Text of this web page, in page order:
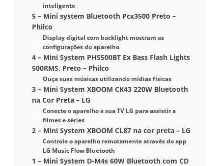
inteligente
5 – Mini system Bluetooth Pcx3500 Preto –
Philco
Display digital com backlight mostram as
configurações do aparelho
4 – Mini System PHS500BT Ex Bass Flash Lights
500RMS, Preto – Philco
Ouça suas músicas utilizando mídias físicas
3 – Mini System XBOOM CK43 220W Bluetooth
na Cor Preta – LG
Conecte o aparelho a sua TV LG para assistir a
filmes e séries
2 – Mini System XBOOM CL87 na cor preta – LG
Controle o aparelho remotamente através do app
LG Music Flow Bluetooth
1 – Mini System D-M4s 60W Bluetooth com CD